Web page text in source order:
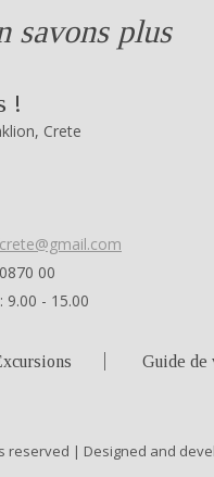
savons plus
!
Crete
00
9.00 - 15.00
Guide de
reserved | Designed and